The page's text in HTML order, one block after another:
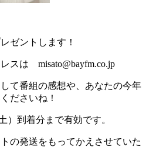
ゼントします！
スは misato@bayfm.co.jp
て番組の感想や、あなたの今年
ださいね！
到着分まで有効です。
の発送をもってかえさせていた